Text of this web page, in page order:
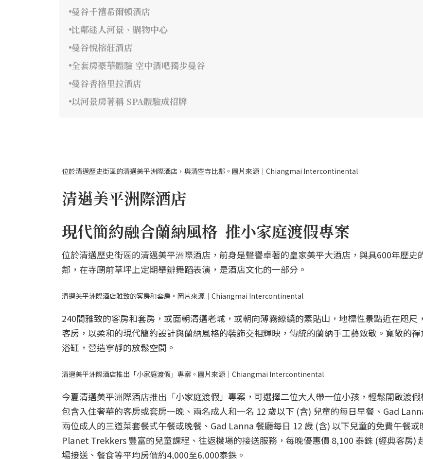
曼谷千禧希爾頓酒店
比鄰迷人河景、購物中心
曼谷悅榕莊酒店
全套房豪華體驗 空中酒吧獨步曼谷
曼谷香格里拉酒店
以河景房著稱 SPA體驗成招牌
位於清邁歷史街區的清邁美平洲際酒店，與清空寺比鄰。圖片來源｜Chiangmai Intercontinental
清邁美平洲際酒店
現代簡約融合蘭納風格 推小家庭渡假專案
位於清邁歷史街區的清邁美平洲際酒店，前身是聲譽卓著的皇家美平大酒店，與具600年歷史
鄰，在寺廟前草坪上定期舉辦舞蹈表演，是酒店文化的一部分。
清邁美平洲際酒店雅致的客房和套房。圖片來源｜Chiangmai Intercontinental
240間雅致的客房和套房，或面朝清邁老城，或朝向薄霧繚繞的素貼山，地標性景點近在咫尺
客房，以柔和的現代簡約設計與蘭納風格的裝飾交相輝映，傳統的蘭納手工藝致敬。寬敞的
浴缸，營造寧靜的放鬆空間。
清邁美平洲際酒店推出「小家庭渡假」專案。圖片來源｜Chiangmai Intercontinental
今夏清邁美平洲際酒店推出「小家庭渡假」專案，可選擇二位大人帶一位小孩，輕鬆開啟渡
包含入住奢華的客房或套房一晚、兩名成人和一名 12 歲以下 (含) 兒童的每日早餐、Gad
兩位成人的三道菜套餐式午餐或晚餐、Gad Lanna 餐廳每日 12 歲 (含) 以下兒童的免費午餐或
Planet Trekkers 豐富的兒童課程、往返機場的接送服務，每晚優惠價 8,100 泰銖 (經典客房)
場接送、餐食等平均房價約4,000至6,000泰銖。